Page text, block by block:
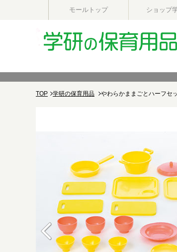
モールトップ ショップ
TOP 学研の保育用品 やわらかままごとハーフセ